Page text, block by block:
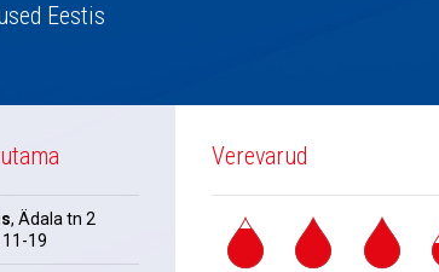
Eestis
, Ädala tn 2
11-19
Verevarud